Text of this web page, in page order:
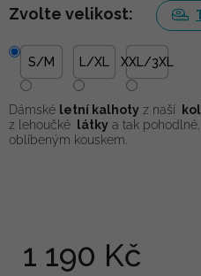
1 190 Kč
Zvolte velikost:
S/M L/XL XXL/3XL
Dámské letní kalhoty z naší
z lehoučké
látky a tak
oblíbeným kouskem.